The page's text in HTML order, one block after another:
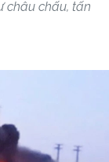
châu chấu, tấn